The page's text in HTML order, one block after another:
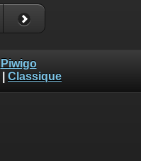
Piwigo
Classique